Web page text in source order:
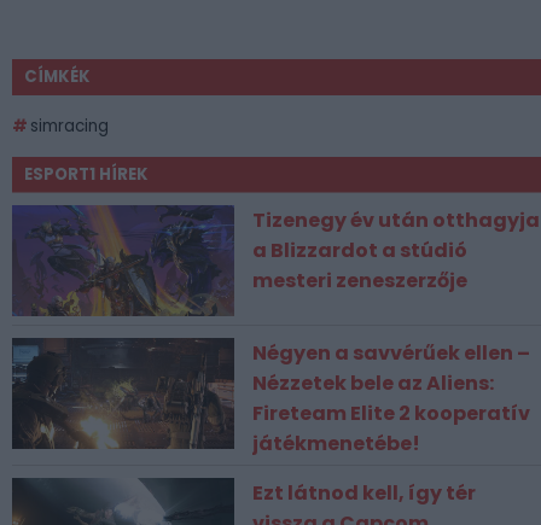
CÍMKÉK
simracing
ESPORT1 HÍREK
Tizenegy év után otthagyja
a Blizzardot a stúdió
mesteri zeneszerzője
Négyen a savvérűek ellen –
Nézzetek bele az Aliens:
Fireteam Elite 2 kooperatív
játékmenetébe!
Ezt látnod kell, így tér